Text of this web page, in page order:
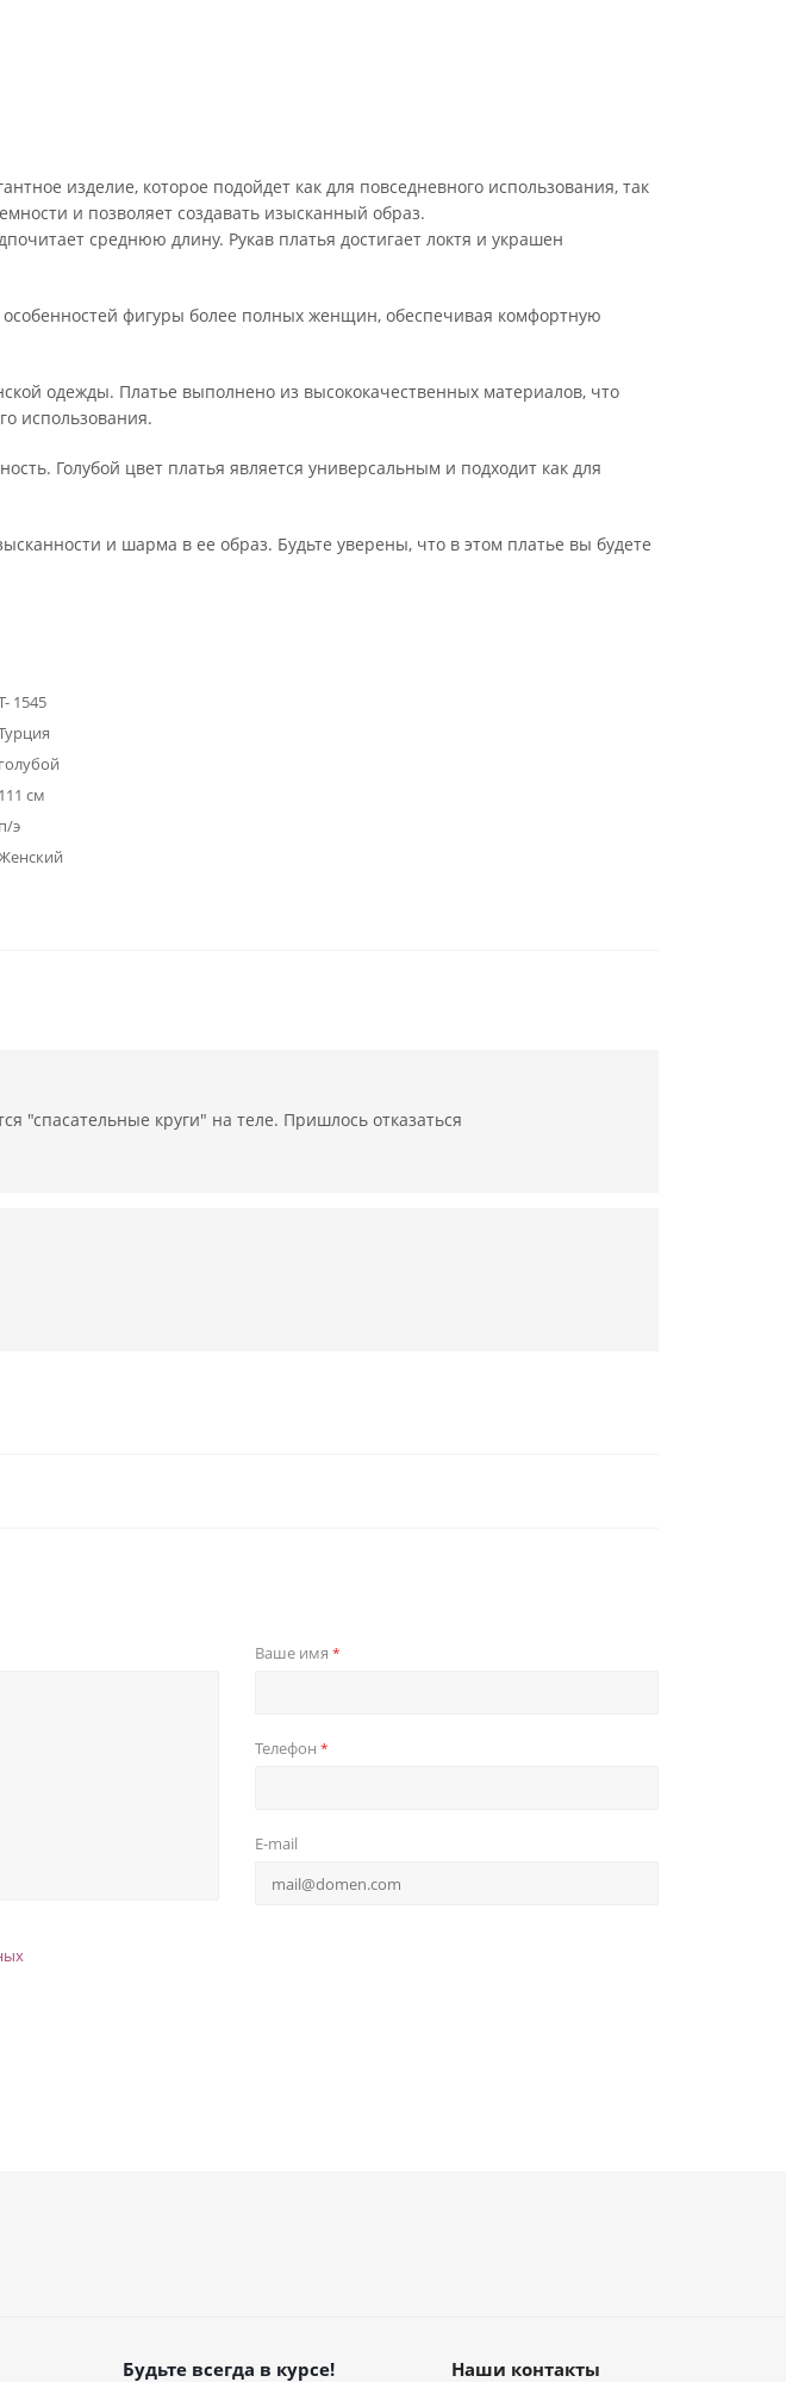
изделие, которое подойдет как для повседневного использования, так
и позволяет создавать изысканный образ.
среднюю длину. Рукав платья достигает локтя и украшен
особенностей фигуры более полных женщин, обеспечивая комфортную
одежды. Платье выполнено из высококачественных материалов, что
использования.
Голубой цвет платья является универсальным и подходит как для
и шарма в ее образ. Будьте уверены, что в этом платье вы будете
1545
голубой
111 см
п/э
"спасательные круги" на теле. Пришлось отказаться
Ваше имя*
Телефон*
E-mail
Будьте всегда в курсе! Наши контакты